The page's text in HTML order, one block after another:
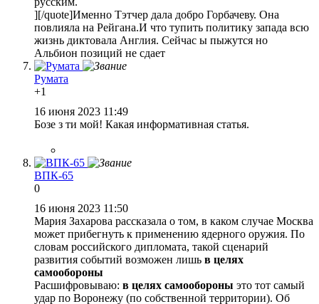
][/quote]Именно Тэтчер дала добро Горбачеву. Она
повлияла на Рейгана.И что тупить политику запада всю
жизнь диктовала Англия. Сейчас ы пыжутся но
Альбион позиций не сдает
Румaтa
+1
16 июня 2023 11:49
Бозе з ти мой! Какая информативная статья.
ВПК-65
0
16 июня 2023 11:50
Мария Захарова рассказала о том, в каком случае Москва
может прибегнуть к применению ядерного оружия. По
словам российского дипломата, такой сценарий
развития событий возможен лишь в целях
самообороны
Расшифровываю: в целях самообороны это тот самый
удар по Воронежу (по собственной территории). Об